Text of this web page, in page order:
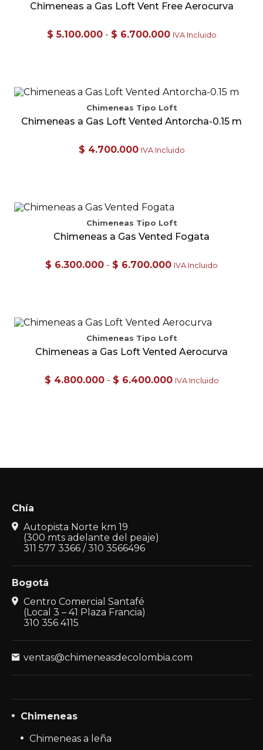
Chimeneas a Gas Loft Vent Free Aerocurva
$ 5.100.000 - $ 6.700.000Rango
hasta
$ 6.700.000
IVA Incluido
tiene
variantes.
Las
página
de
Chimeneas Tipo Loft
Chimeneas a Gas Loft Vented Antorcha-0.15 m
$ 4.700.000 IVA Incluido
Chimeneas Tipo Loft
Chimeneas a Gas Vented Fogata
$ 6.300.000 - $ 6.700.000Rango
$ 6.700.000
IVA Incluido
tiene
variantes.
pueden
Chimeneas Tipo Loft
Chimeneas a Gas Loft Vented Aerocurva
$ 4.800.000 - $ 6.400.000Rango
IVA Incluido
Las
pueden
elegir
en
la
página
producto
Chía
Autopista Norte km 19
(300 mts adelante del peaje)
311 577 3366 / 310 3566496
Bogotá
Centro Comercial Santafé
(Local 3 – 41 Plaza Francia)
310 356 4115
ventas@chimeneasdecolombia.com
Chimeneas
Chimeneas a leña